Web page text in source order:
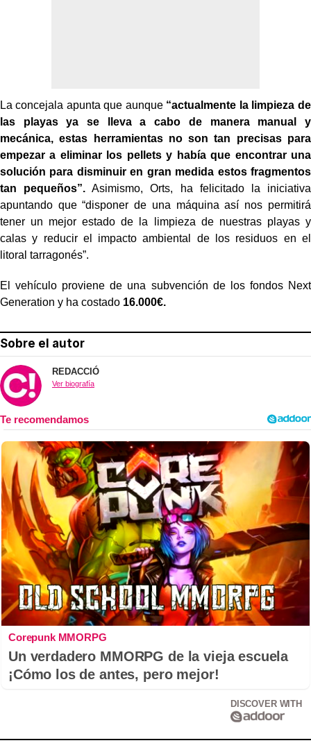
La concejala apunta que aunque “actualmente la limpieza de
las playas ya se lleva a cabo de manera manual y
mecánica, estas herramientas no son tan precisas para
empezar a eliminar los pellets y había que encontrar una
solución para disminuir en gran medida estos fragmentos
tan pequeños”. Asimismo, Orts, ha felicitado la iniciativa
apuntando que “disponer de una máquina así nos permitirá
tener un mejor estado de la limpieza de nuestras playas y
calas y reducir el impacto ambiental de los residuos en el
litoral tarragonés”.
El vehículo proviene de una subvención de los fondos Next
Generation y ha costado 16.000€.
Sobre el autor
REDACCIÓ
Ver biografía
Corepunk MMORPG
Un verdadero MMORPG de la vieja escuela
¡Cómo los de antes, pero mejor!
DISCOVER WITH